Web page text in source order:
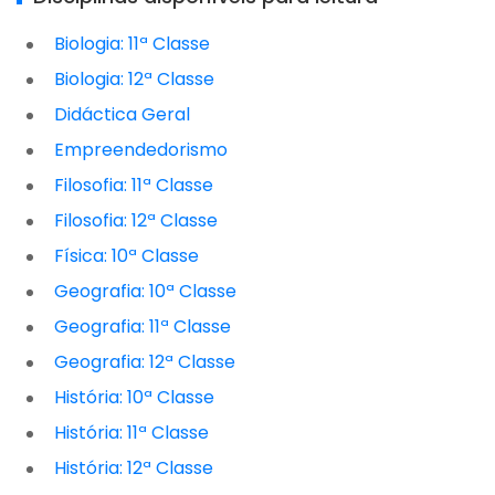
Biologia: 11ª Classe
Biologia: 12ª Classe
Didáctica Geral
Empreendedorismo
Filosofia: 11ª Classe
Filosofia: 12ª Classe
Física: 10ª Classe
Geografia: 10ª Classe
Geografia: 11ª Classe
Geografia: 12ª Classe
História: 10ª Classe
História: 11ª Classe
História: 12ª Classe